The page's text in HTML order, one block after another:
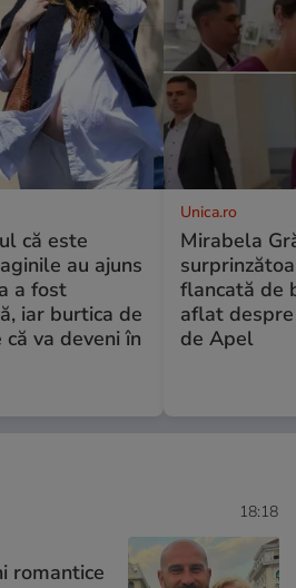
că este
au ajuns
a fost
iar burtica de
va deveni în
Unica.ro
Mirabela
flancată de
aflat
de Apel
18:18
romantice